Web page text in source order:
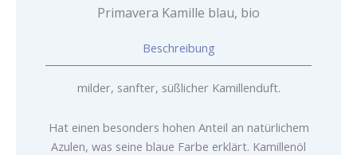
Primavera Kamille blau, bio
Beschreibung
milder, sanfter, süßlicher Kamillenduft.
Hat einen besonders hohen Anteil an natürlichem
Azulen, was seine blaue Farbe erklärt. Kamillenöl